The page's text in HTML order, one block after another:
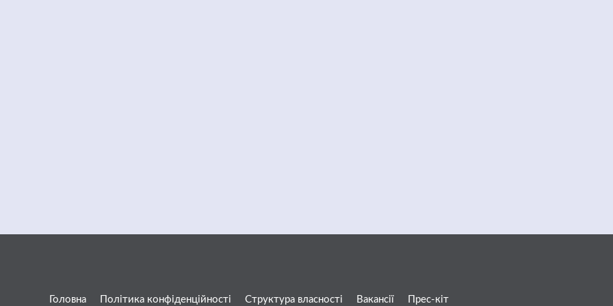
Головна Політика конфіденційності Структура власності Вакансії Прес-кіт